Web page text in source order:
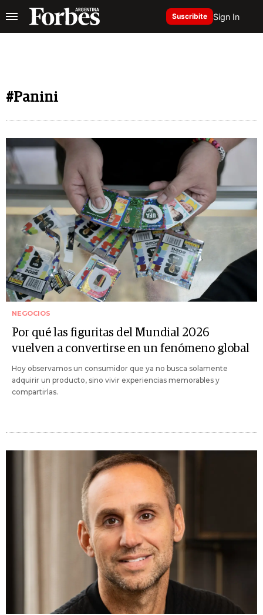
Suscribite Sign In
#Panini
NEGOCIOS
Por qué las figuritas del Mundial 2026
vuelven a convertirse en un fenómeno global
Hoy observamos un consumidor que ya no busca solamente
adquirir un producto, sino vivir experiencias memorables y
compartirlas.